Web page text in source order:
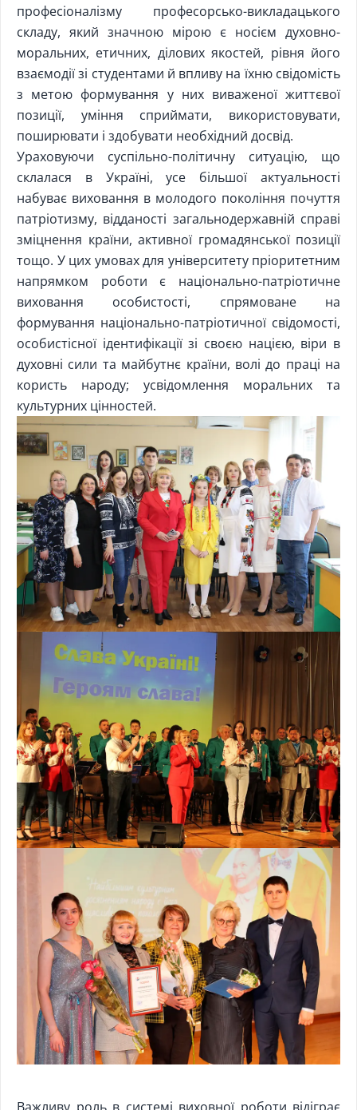
професіоналізму професорсько-викладацького
складу, який значною мірою є носієм духовно-
моральних, етичних, ділових якостей, рівня його
взаємодії зі студентами й впливу на їхню свідомість
з метою формування у них виваженої життєвої
позиції, уміння сприймати, використовувати,
поширювати і здобувати необхідний досвід.
Ураховуючи суспільно-політичну ситуацію, що
склалася в Україні, усе більшої актуальності
набуває виховання в молодого покоління почуття
патріотизму, відданості загальнодержавній справі
зміцнення країни, активної громадянської позиції
тощо. У цих умовах для університету пріоритетним
напрямком роботи є національно-патріотичне
виховання особистості, спрямоване на
формування національно-патріотичної свідомості,
особистісної ідентифікації зі своєю нацією, віри в
духовні сили та майбутнє країни, волі до праці на
користь народу; усвідомлення моральних та
культурних цінностей.